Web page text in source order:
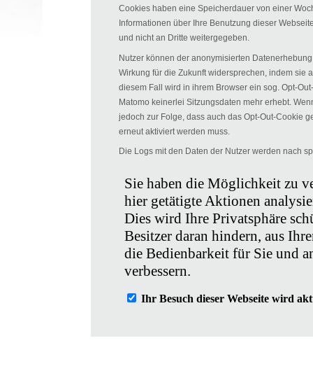
Cookies haben eine Speicherdauer von einer
Informationen über Ihre Benutzung dieser
und nicht an Dritte weitergegeben.
Nutzer können der anonymisierten
Wirkung für die Zukunft widersprechen, indem sie
diesem Fall wird in ihrem Browser ein sog. Opt-
Matomo keinerlei Sitzungsdaten mehr erhebt.
jedoch zur Folge, dass auch das Opt-Out-Cookie
erneut aktiviert werden muss.
Die Logs mit den Daten der Nutzer werden nach